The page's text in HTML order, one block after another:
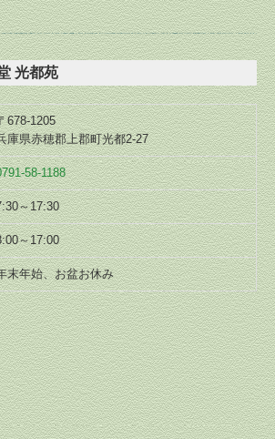
光都苑
678-1205
庫県赤穂郡上郡町光都2-27
58-1188
～17:30
～17:00
末年始、お盆お休み